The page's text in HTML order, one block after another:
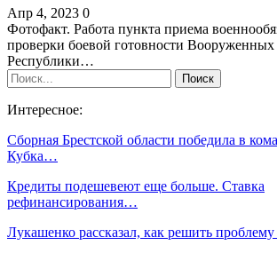
Апр 4, 2023 0
Фотофакт. Работа пункта приема
проверки боевой готовности
Республики…
Интересное:
Сборная Брестской области победила в
Кубка…
Кредиты подешевеют еще больше. Ставка
рефинансирования…
Лукашенко рассказал, как решить